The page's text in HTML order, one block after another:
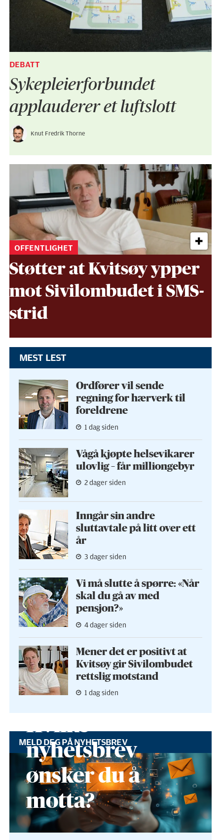
DEBATT
Sykepleier­forbundet
applauderer et luftslott
Knut Fredrik Thorne
OFFENTLIGHET
Støtter at Kvitsøy ypper
mot Sivil­ombudet i SMS-
strid
MEST LEST
Ordfører vil sende
regning for hærverk til
foreldrene
1 dag siden
Vågå kjøpte helse­vikarer
ulovlig – får milliongebyr
2 dager siden
Inngår sin andre
sluttavtale på litt over ett
år
3 dager siden
Vi må slutte å spørre: «Når
skal du gå av med
pensjon?»
4 dager siden
Mener det er positivt at
Kvitsøy gir Sivilombudet
rettslig motstand
1 dag siden
MELD DEG PÅ NYHETSBREV
Hvilke
nyhetsbrev
ønsker du å
motta?